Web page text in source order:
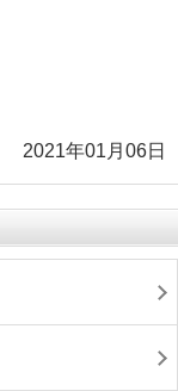
2021年01月06日